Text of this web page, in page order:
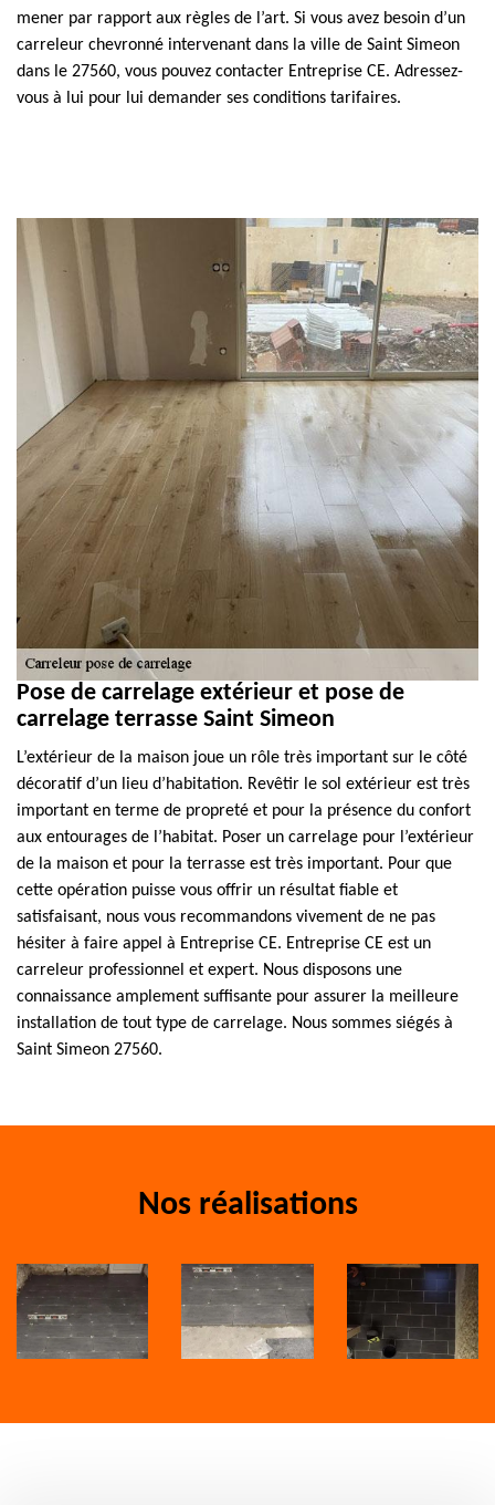
mener par rapport aux règles de l’art. Si vous avez besoin d’un
carreleur chevronné intervenant dans la ville de Saint Simeon
dans le 27560, vous pouvez contacter Entreprise CE. Adressez-
vous à lui pour lui demander ses conditions tarifaires.
Pose de carrelage extérieur et pose de
carrelage terrasse Saint Simeon
L’extérieur de la maison joue un rôle très important sur le côté
décoratif d’un lieu d’habitation. Revêtir le sol extérieur est très
important en terme de propreté et pour la présence du confort
aux entourages de l’habitat. Poser un carrelage pour l’extérieur
de la maison et pour la terrasse est très important. Pour que
cette opération puisse vous offrir un résultat fiable et
satisfaisant, nous vous recommandons vivement de ne pas
hésiter à faire appel à Entreprise CE. Entreprise CE est un
carreleur professionnel et expert. Nous disposons une
connaissance amplement suffisante pour assurer la meilleure
installation de tout type de carrelage. Nous sommes siégés à
Saint Simeon 27560.
Nos réalisations